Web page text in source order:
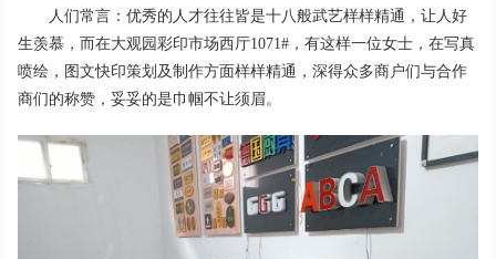
人们常言：优秀的人才往往皆是十八般武艺样样精通，让人好
生羡慕，而在大观园彩印市场西厅1071#，有这样一位女士，在写真
喷绘，图文快印策划及制作方面样样精通，深得众多商户们与合作
商们的称赞，妥妥的是巾帼不让须眉。